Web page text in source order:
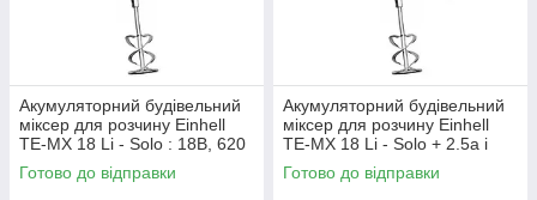
Акумуляторний будівельний
міксер для розчину Einhell
TE-MX 18 Li - Solo : 18В, 620
об/хв, 1.9 кг 4258760 (без
АКБ та ЗП)
Готово до відправки
Акумуляторний будівельний
міксер для розчину Einhell
TE-MX 18 Li - Solo + 2.5а і
зарядка
Готово до відправки